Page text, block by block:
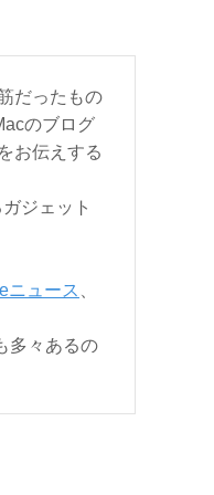
だったもの
のブログ
お伝えする
ジェット
ニュース 、
多々あるの